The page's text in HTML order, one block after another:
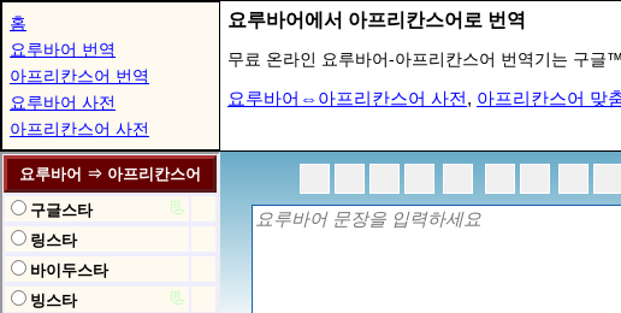
홈
요루바어 번역
아프리칸스어 번역
요루바어 사전
아프리칸스어 사전
요루바어에서 아프리칸스어로 번역
무료 온라인 요루바어-아프리칸스어 번역기는 구
요루바어⇔아프리칸스어 사전, 아프리칸스어 맞